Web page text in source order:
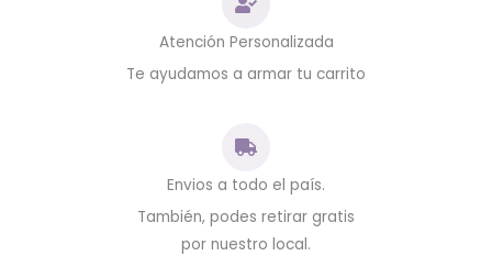
Atención Personalizada
Te ayudamos a armar tu carrito
Envios a todo el país.
También, podes retirar gratis
por nuestro local.